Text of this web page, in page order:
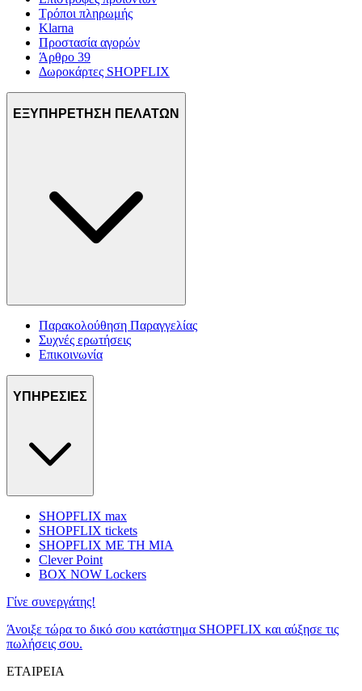
Τρόποι πληρωμής
Klarna
Προστασία αγορών
Άρθρο 39
Δωροκάρτες SHOPFLIX
ΕΞΥΠΗΡΕΤΗΣΗ ΠΕΛΑΤΩΝ
Παρακολούθηση Παραγγελίας
Συχνές ερωτήσεις
Επικοινωνία
ΥΠΗΡΕΣΙΕΣ
SHOPFLIX max
SHOPFLIX tickets
SHOPFLIX ΜΕ ΤΗ ΜΙΑ
Clever Point
BOX NOW Lockers
Γίνε συνεργάτης!
Άνοιξε τώρα το δικό σου κατάστημα SHOPFLIX και αύξησε τις
πωλήσεις σου.
ΕΤΑΙΡΕΙΑ